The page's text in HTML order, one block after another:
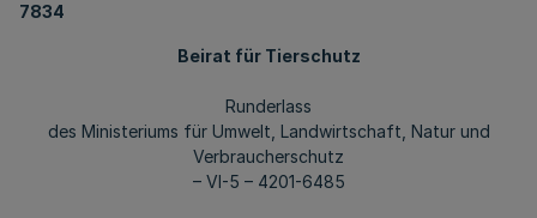
7834
Beirat für Tierschutz
Runderlass
des Ministeriums für Umwelt, Landwirtschaft, Natur und
Verbraucherschutz
– VI-5 – 4201-6485